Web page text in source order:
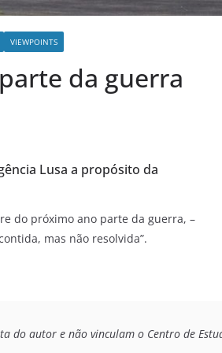
VIEWPOINTS
da guerra
Lusa a propósito da
do próximo ano parte da guerra, –
mas não resolvida”.
do autor e não vinculam o Centro de